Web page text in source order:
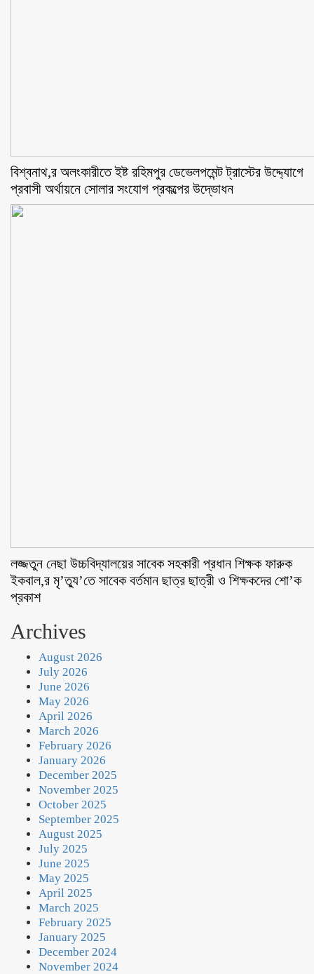
বিশ্বনাথ,র অলংকারীতে ইষ্ট রহিমপুর ডেভেলপমেন্ট ট্রাস্টের উদ্দ্যোগে
প্রবাসী অর্থায়নে সোলার সংযোগ প্রকল্পের উদ্ভোধন
লজ্জতুন নেছা উচ্চবিদ্যালয়ের সাবেক সহকারী প্রধান শিক্ষক ফারুক
ইকবাল,র মৃ’ত্যু’তে সাবেক বর্তমান ছাত্র ছাত্রী ও শিক্ষকদের শো’ক
প্রকাশ
Archives
August 2026
July 2026
June 2026
May 2026
April 2026
March 2026
February 2026
January 2026
December 2025
November 2025
October 2025
September 2025
August 2025
July 2025
June 2025
May 2025
April 2025
March 2025
February 2025
January 2025
December 2024
November 2024